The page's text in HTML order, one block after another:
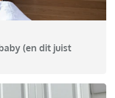
(en dit juist